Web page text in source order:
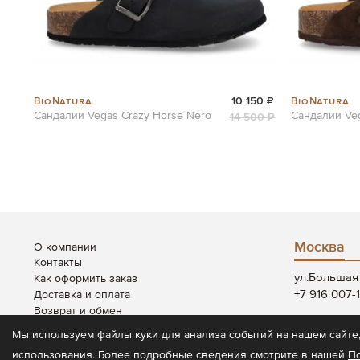
BioNatura
Сандалии Vegas Crazy Horse Nero
10 150 ₽
14 500 ₽
BioNatura
Сандалии
О компании
Контакты
Как оформить заказ
Доставка и оплата
Возврат и обмен
Москва
ул.Большая
+7 916 007-
Мы используем файлы куки для анализа событий на нашем
использования. Более подробные сведения смотрите в нашей